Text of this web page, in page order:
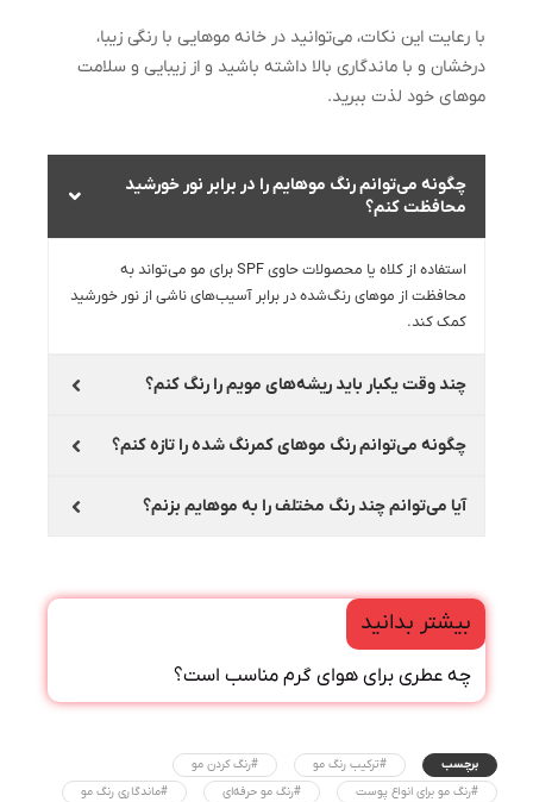
با رعایت این نکات، می‌توانید در خانه موهایی با رنگی زیبا،
درخشان و با ماندگاری بالا داشته باشید و از زیبایی و سلامت
موهای خود لذت ببرید.
چگونه می‌توانم رنگ موهایم را در برابر نور خورشید
محافظت کنم؟
استفاده از کلاه یا محصولات حاوی SPF برای مو می‌تواند به
محافظت از موهای رنگ‌شده در برابر آسیب‌های ناشی از نور خورشید
کمک کند.
چند وقت یکبار باید ریشه‌های مویم را رنگ کنم؟
چگونه می‌توانم رنگ موهای کمرنگ شده را تازه کنم؟
آیا می‌توانم چند رنگ مختلف را به موهایم بزنم؟
بیشتر بدانید
چه عطری برای هوای گرم مناسب است؟
برچسب #ترکیب رنگ مو
#رنگ کردن مو
#رنگ مو برای انواع پوست
#رنگ مو حرفه‌ای
#ماندگاری رنگ مو